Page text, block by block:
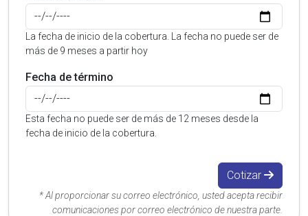
La fecha de inicio de la cobertura. La fecha no puede ser de
más de 9 meses a partir hoy
Fecha de término
Esta fecha no puede ser de más de 12 meses desde la
fecha de inicio de la cobertura.
Cotizar
* Al proporcionar su correo electrónico, usted acepta recibir
comunicaciones por correo electrónico de nuestra parte.